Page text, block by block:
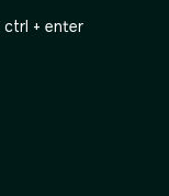
ctrl + enter